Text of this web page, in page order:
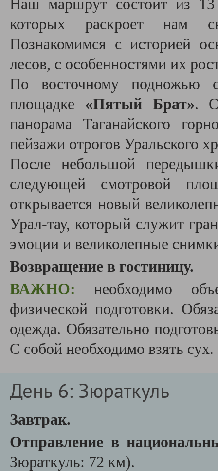
Наш маршрут состоит из 13
которых раскроет нам
Познакомимся с историей
лесов, с особенностями их
По восточному подножью
площадке «Пятый Брат».
панорама Таганайского
пейзажи отрогов Уральского
После небольшой
следующей смотровой
открывается новый
Урал-тау, который служит
эмоции и великолепные
Возвращение в гостиницу.
ВАЖНО:
необходимо
физической подготовки.
одежда. Обязательно
С собой необходимо взять сух.
День 6: Зюраткуль
Завтрак.
Отправление в
Зюраткуль: 72 км).